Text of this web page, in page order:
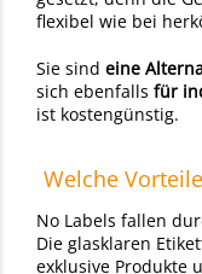
flexibel wie bei
Sie sind eine
sich ebenfalls für
ist kostengünstig.
Welche
No Labels fallen
Die glasklaren
exklusive Produkte